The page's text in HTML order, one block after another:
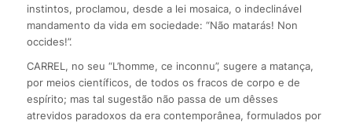
instintos, proclamou, desde a lei mosaica, o indeclinável
mandamento da vida em sociedade: “Não matarás! Non
occides!”.
CARREL, no seu “L’homme, ce inconnu”, sugere a matança,
por meios científicos, de todos os fracos de corpo e de
espírito; mas tal sugestão não passa de um dêsses
atrevidos paradoxos da era contemporânea, formulados por